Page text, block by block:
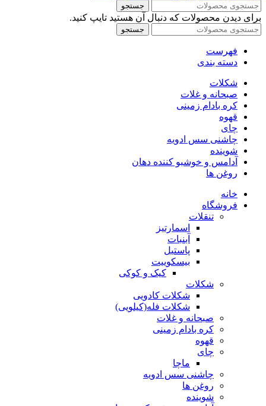
جستجو
برای دیدن محصولات که دنبال آن هستید تایپ کنید.
جستجو
فهرست
دسته بندی
شکلات
صبحانه و غلات
کره بادام زمینی
قهوه
چای
چاشنی سس ادویه
شوینده
آدامس و خوشبو کننده دهان
روغن ها
خانه
فروشگاه
تنقلات
اسمارتیز
آبنبات
پاستیل
بیسکوییت
کیک و کوکی
شکلات
شکلات کادویی
شکلات فله(کیلویی)
صبحانه و غلات
کره بادام زمینی
قهوه
چای
ماچا
چاشنی سس ادویه
روغن ها
شوینده